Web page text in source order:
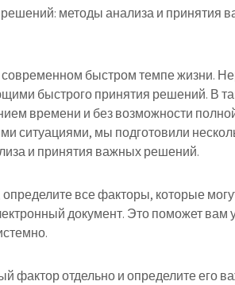
методы анализа и принятия
быстром темпе жизни.
быстрого принятия решений. В
времени и без возможности
ситуациями, мы подготовили
и принятия важных решений.
все факторы, которые
документ. Это поможет вам
фактор отдельно и определите его